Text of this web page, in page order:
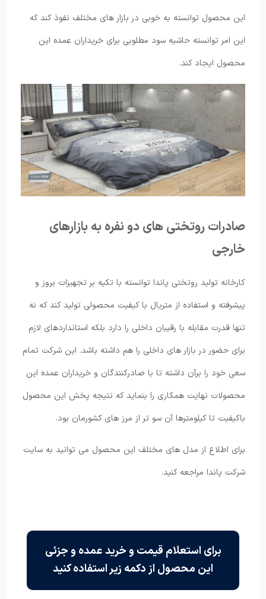
این محصول توانسته به خوبی در بازار های مختلف نفوذ کند که
این امر توانسته حاشیه سود مطلوبی برای خریداران عمده این
محصول ایجاد کند.
صادرات روتختی های دو نفره به بازارهای
خارجی
کارخانه تولید روتختی پاندا توانسته با تکیه بر تجهیزات بروز و
پیشرفته و استفاده از متریال با کیفیت محصولی تولید کند که نه
تنها قدرت مقابله با رقیبان داخلی را دارد بلکه استانداردهای لازم
برای حضور در بازار های داخلی را هم داشته باشد. این شرکت تمام
سعی خود را برآن داشته تا با صادرکنندگان و خریداران عمده این
محصولات نهایت همکاری را بنماید که نتیجه پخش این محصول
باکیفیت تا کیلومترها آن سو تر از مرز های کشورمان بود.
برای اطلاع از مدل های مختلف این محصول می توانید به سایت
شرکت پاندا مراجعه کنید.
برای استعلام قیمت و خرید عمده و جزئی
این محصول از دکمه زیر استفاده کنید